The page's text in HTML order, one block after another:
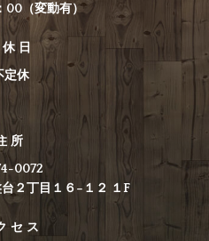
00（変動有）
日
定休
所
0072
２丁目１６−１２ １F
セス